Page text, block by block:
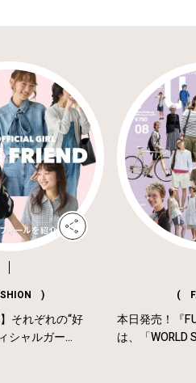
)
】それぞれの“好
シャルガー...
(
本日発売！『
は、「WORLD